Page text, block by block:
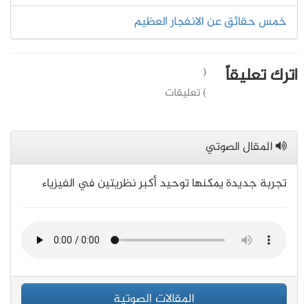
خمس حقائق عن الانفجار العظيم
اترك تعليقاً
(
) تعليقات
المقال الصوتي
تجربة جديدة يمكنها توحيد أكبر نظريتين في الفيزياء
المقالات الصوتية